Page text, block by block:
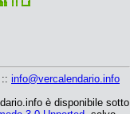
:: info@vercalendario.info
è disponibile sotto